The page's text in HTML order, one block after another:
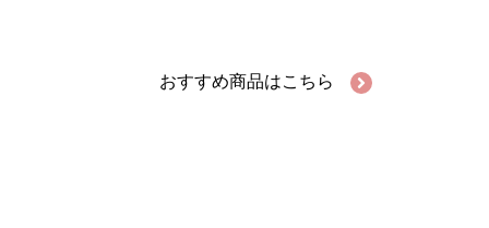
おすすめ商品はこちら